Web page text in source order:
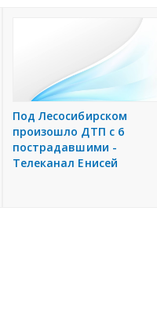
Под Лесосибирском
произошло ДТП с 6
пострадавшими -
Телеканал Енисей